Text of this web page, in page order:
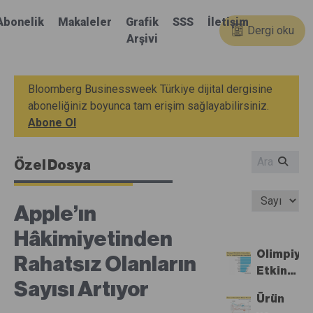
Makaleler
Grafik
Arşivi
SSS İletişim
Dergi oku
Bloomberg Businessweek Türkiye dijital dergisine
aboneliğiniz boyunca tam erişim sağlayabilirsiniz.
Abone Ol
Özel Dosya
Apple’ın
Hâkimiyetinden
Rahatsız Olanların
Sayısı Artıyor
Olimpiyat
Bu Yıl
Ürün